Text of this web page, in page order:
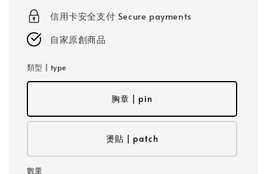
信用卡安全支付 Secure payments
自家原創商品
類型 | type
胸章 | pin
燙貼 | patch
數量